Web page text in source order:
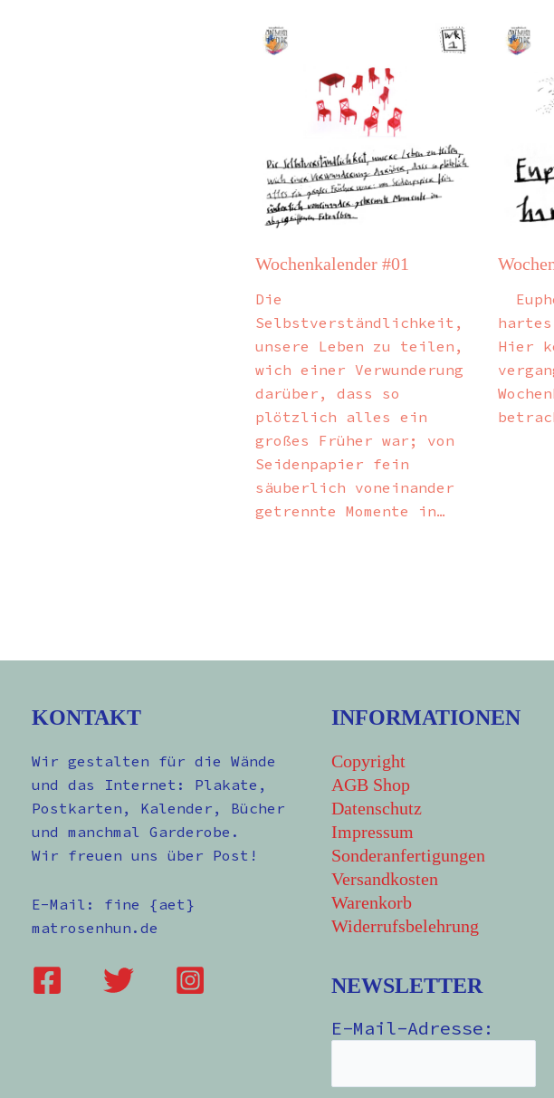
Wochenkalender #01
Die
Selbstverständlichkeit,
unsere Leben zu teilen,
wich einer Verwunderung
darüber, dass so
plötzlich alles ein
großes Früher war; von
Seidenpapier fein
säuberlich voneinander
getrennte Momente in…
Hier
KONTAKT
Wir gestalten für die Wände
und das Internet: Plakate,
Postkarten, Kalender, Bücher
und manchmal Garderobe.
Wir freuen uns über Post!
E-Mail: fine {aet}
matrosenhun.de
INFORMATIONEN
Copyright
AGB Shop
Datenschutz
Impressum
Sonderanfertigungen
Versandkosten
Warenkorb
Widerrufsbelehrung
NEWSLETTER
E-Mail-Adresse: